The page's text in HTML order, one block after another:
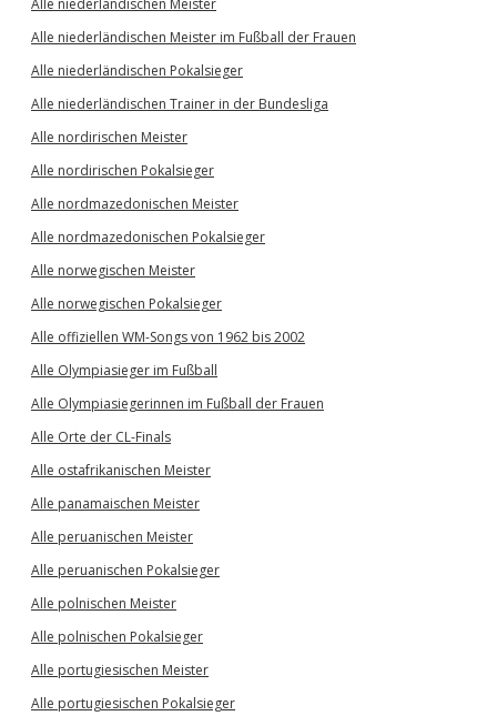
Alle niederländischen Meister
Alle niederländischen Meister im Fußball der Frauen
Alle niederländischen Pokalsieger
Alle niederländischen Trainer in der Bundesliga
Alle nordirischen Meister
Alle nordirischen Pokalsieger
Alle nordmazedonischen Meister
Alle nordmazedonischen Pokalsieger
Alle norwegischen Meister
Alle norwegischen Pokalsieger
Alle offiziellen WM-Songs von 1962 bis 2002
Alle Olympiasieger im Fußball
Alle Olympiasiegerinnen im Fußball der Frauen
Alle Orte der CL-Finals
Alle ostafrikanischen Meister
Alle panamaischen Meister
Alle peruanischen Meister
Alle peruanischen Pokalsieger
Alle polnischen Meister
Alle polnischen Pokalsieger
Alle portugiesischen Meister
Alle portugiesischen Pokalsieger